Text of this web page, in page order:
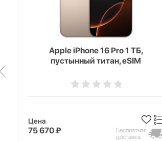
Apple iPhone 16 Pro 1 ТБ,
пустынный титан, eSIM
Цена
75 670 ₽
Бесплатная
доставка